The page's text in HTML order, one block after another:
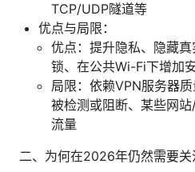
TCP/UDP隧道等
优点与局限：
优点：提升隐私、隐藏
锁、在公共Wi-Fi下增加
局限：依赖VPN服务器
被检测或阻断、某些网
流量
二、为何在2026年仍然需要